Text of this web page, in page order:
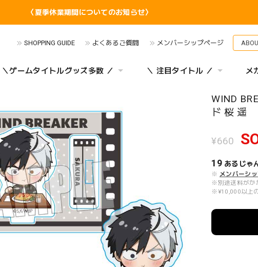
〈夏季休業期間についてのお知らせ〉
SHOPPING GUIDE よくあるご質問 メンバーシップページ
＼ゲームタイトルグッズ多数 ／ ＼ 注目タイトル ／ メ
WIND
ド 桜 遥
¥660
19 あるじゃ
※ メンバーシ
※別途送料がか
※¥10,000以上